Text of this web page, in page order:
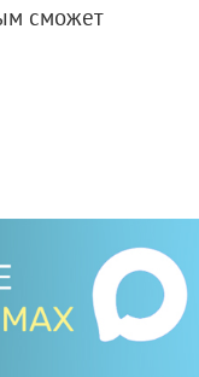
сможет